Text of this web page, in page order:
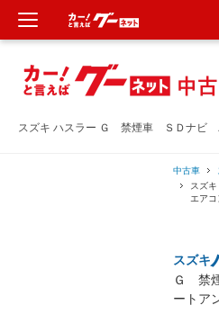
スズキ ハスラー Ｇ 禁煙車 ＳＤナビ
中古車
スズ
エア
スズキ
Ｇ 禁
ートア
新車
中古車